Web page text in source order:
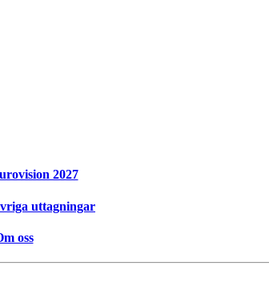
2027
uttagningar
oss